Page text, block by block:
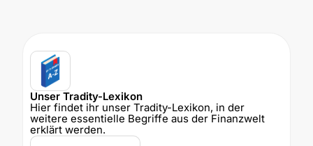
Unser Tradity-Lexikon
Hier findet ihr unser Tradity-Lexikon, in der
weitere essentielle Begriffe aus der Finanzwelt
erklärt werden.